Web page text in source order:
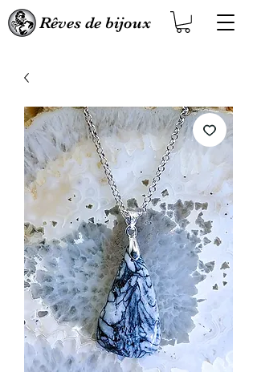
Rêves de bijoux